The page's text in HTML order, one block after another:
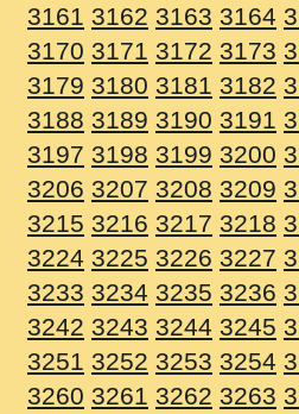
3161 3162 3163 3164
3170 3171 3172 3173
3179 3180 3181 3182
3188 3189 3190 3191
3197 3198 3199 3200
3206 3207 3208 3209
3215 3216 3217 3218
3224 3225 3226 3227
3233 3234 3235 3236
3242 3243 3244 3245
3251 3252 3253 3254
3260 3261 3262 3263